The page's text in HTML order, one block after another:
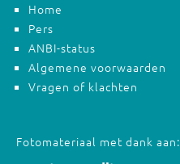
Home
Pers
ANBI-status
Algemene voorwaarden
Vragen of klachten
Fotomateriaal met dank aan: